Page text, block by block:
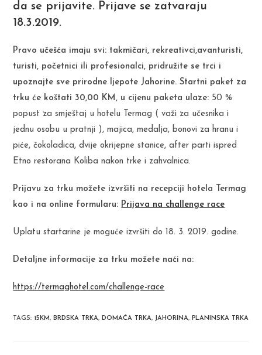
da se prijavite. Prijave se zatvaraju
18.3.2019.
Pravo učešća imaju svi: takmičari, rekreativci,avanturisti,
turisti, početnici ili profesionalci, pridružite se trci i
upoznajte sve prirodne ljepote Jahorine. Startni paket za
trku će koštati 30,00 KM, u cijenu paketa ulaze: 50 %
popust za smještaj u hotelu Termag ( važi za učesnika i
jednu osobu u pratnji ), majica, medalja, bonovi za hranu i
piće, čokoladica, dvije okrijepne stanice, after parti ispred
Etno restorana Koliba nakon trke i zahvalnica.
Prijavu za trku možete izvršiti na recepciji hotela Termag
kao i na online formularu: Prijava na challenge race
Uplatu startarine je moguće izvršiti do 18. 3. 2019. godine.
Detaljne informacije za trku možete naći na:
https://termaghotel.com/challenge-race
TAGS: 15KM, BRDSKA TRKA, DOMAĆA TRKA, JAHORINA, PLANINSKA TRKA